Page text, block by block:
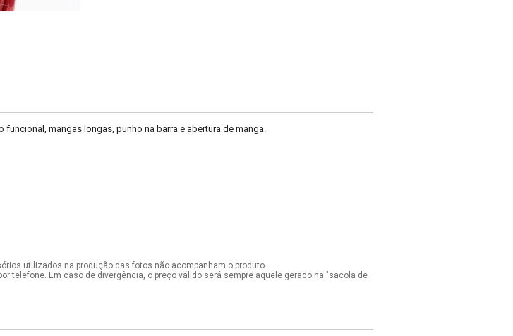
mangas longas, punho na barra e abertura de manga.
utilizados na produção das fotos não acompanham o produto.
telefone. Em caso de divergência, o preço válido será sempre aquele gerado na "sacola de